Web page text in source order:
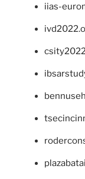
iias-